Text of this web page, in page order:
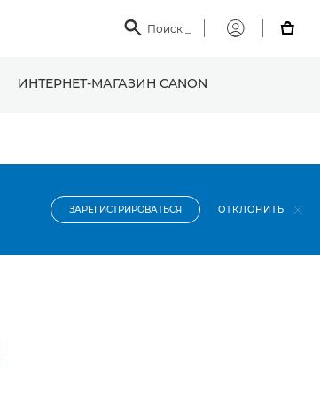
 Поиск
Мой

ИНТЕРНЕТ-МАГАЗИН CANON
ЗАРЕГИСТРИРОВАТЬСЯ ОТКЛОНИТЬ